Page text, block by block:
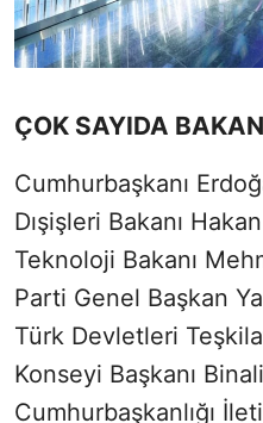
ÇOK SAYIDA
Cumhurbaşkanı
Dışişleri Bakanı
Teknoloji Bakanı
Parti Genel Başkan
Türk Devletleri
Konseyi Başkanı Binali
Cumhurbaşkanlığı